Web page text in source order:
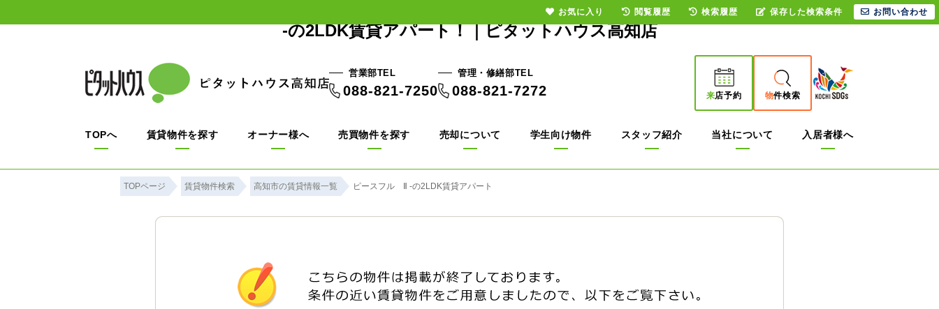
-の2LDK賃貸アパート！｜ピタットハウス高知店
営業部TEL
088-821-7250
管理・修繕部TEL
088-821-7272 来店予約 物件検索
TOPへ 賃貸物件を探す オーナー様へ 売買物件を探す 売却について 学生向け物件 スタッフ紹介 当社について 入居者様へ
TOPページ 賃貸物件検索 高知市の賃貸情報一覧 ピースフル Ⅱ -の2LDK賃貸アパート
お気に入り 閲覧履歴 検索履歴 保存した検索条件 お問い合わせ